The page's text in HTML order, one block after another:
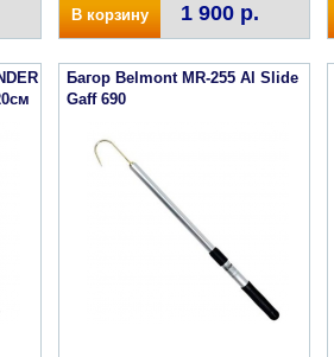
В корзину 1 900 р.
Багор Belmont MR-255 Al Slide
Gaff 690